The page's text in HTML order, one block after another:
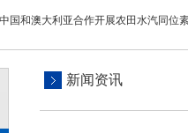
国和澳大利亚合作开展农田水汽同位
新闻资讯